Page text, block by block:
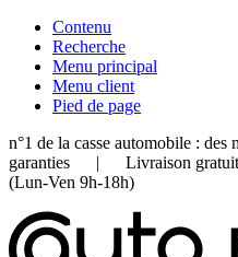
Contenu
Recherche
Menu principal
Menu client
Pied de page
n°1 de la casse automobile : des
garanties | Livraison
(Lun-Ven 9h-18h)